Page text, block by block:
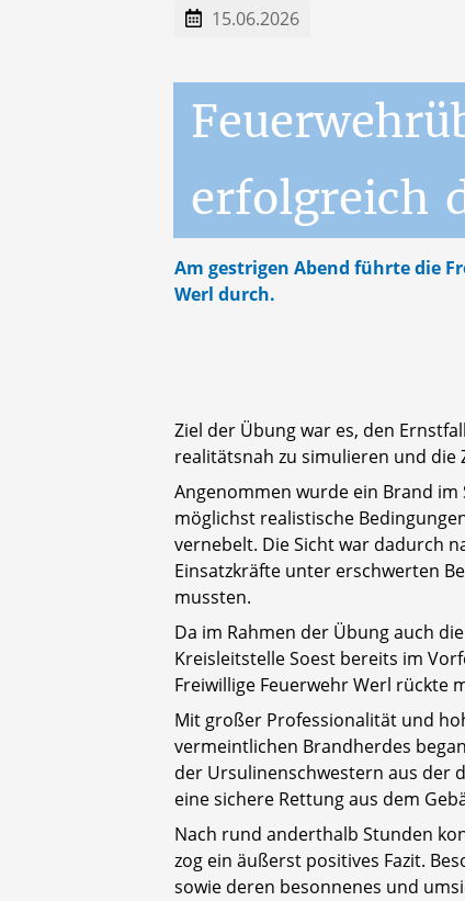
15.06.2026
erfolgreich
Am gestrigen Abend führte die
Werl durch.
Ziel der Übung war es, den
realitätsnah zu simulieren und
Angenommen wurde ein Brand
möglichst realistische
vernebelt. Die Sicht war dadurch
Einsatzkräfte unter erschwerten
mussten.
Da im Rahmen der Übung auch
Kreisleitstelle Soest bereits im
Freiwillige Feuerwehr Werl rückte
Mit großer Professionalität und
vermeintlichen Brandherdes
der Ursulinenschwestern aus der
eine sichere Rettung aus dem
Nach rund anderthalb Stunden
zog ein äußerst positives Fazit.
sowie deren besonnenes und